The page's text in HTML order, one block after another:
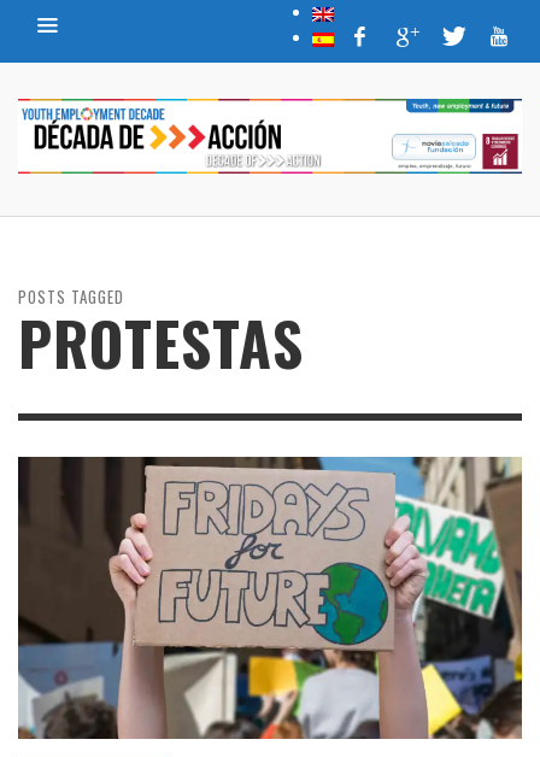
POSTS TAGGED
PROTESTAS